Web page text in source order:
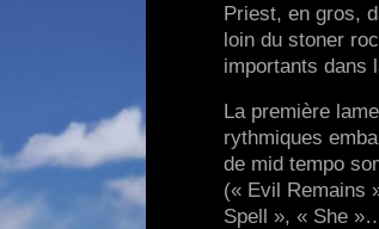
Priest, en gros,
loin du stoner
importants dans
La première
rythmiques
de mid tempo
(« Evil Remains
Spell », « She